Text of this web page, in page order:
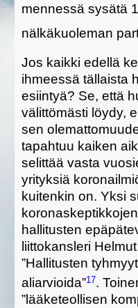
mennessä sysätä
nälkäkuoleman
Jos kaikki edellä
ihmeessä tällaista
esiintyä? Se, että
välittömästi löydy,
sen
tapahtuu kaiken
selittää vasta
yrityksiä
kuitenkin on. Yksi
hallitusten
liittokansleri
”Hallitusten
aliarvioida”17.
”lääketeollisen